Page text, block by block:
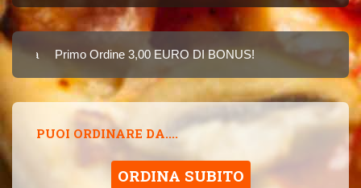
Primo Ordine 3,00 EURO DI BONUS!
8 PUNTI 3,00
PUOI ORDINARE DA....
ORDINA SUBITO